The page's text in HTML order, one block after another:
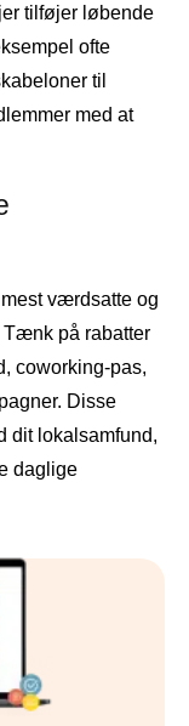
tilføjer løbende
ofte
til
med at
værdsatte og
Tænk på rabatter
coworking-pas,
Disse
dit lokalsamfund,
daglige